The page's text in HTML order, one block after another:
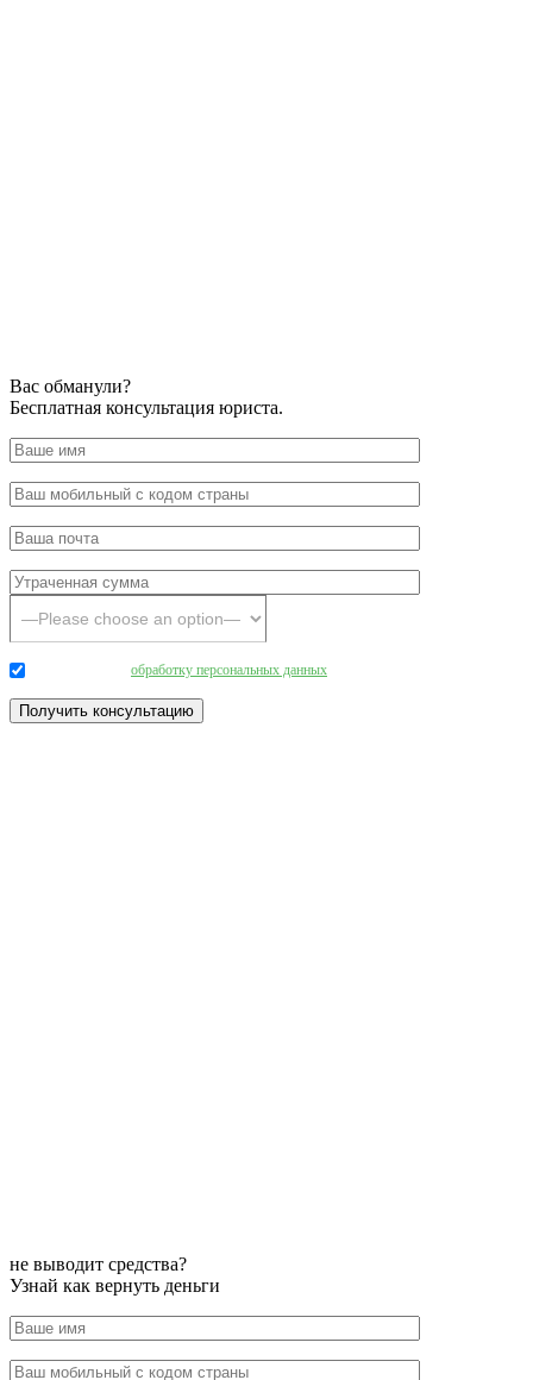
Вас обманули?
Бесплатная консультация юриста.
обработку персональных данных
не выводит средства?
Узнай как вернуть деньги